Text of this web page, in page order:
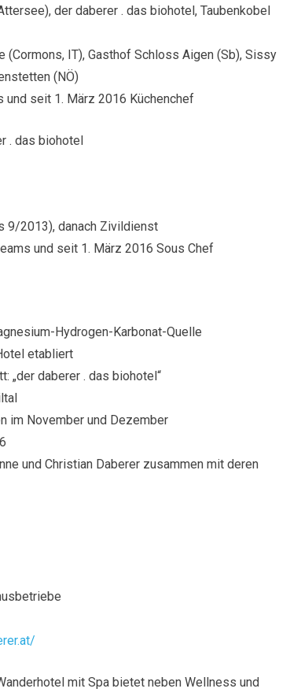
der daberer . das biohotel, Taubenkobel
IT), Gasthof Schloss Aigen (Sb), Sissy
(NÖ)
seit 1. März 2016 Küchenchef
. das biohotel
9/2013), danach Zivildienst
und seit 1. März 2016 Sous Chef
Hydrogen-Karbonat-Quelle
etabliert
„der daberer . das biohotel“
im November und Dezember
und Christian Daberer zusammen mit deren
mit Spa bietet neben Wellness und